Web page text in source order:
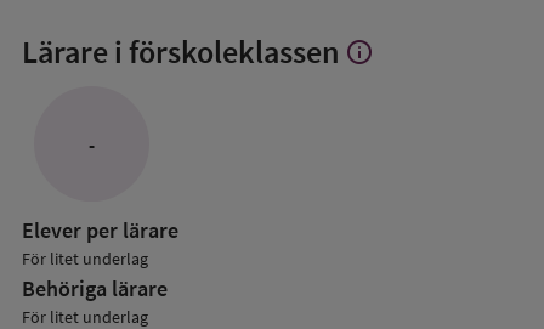
Lärare i förskoleklassen Visa
info
-
Elever per lärare
För litet underlag
Behöriga lärare
För litet underlag